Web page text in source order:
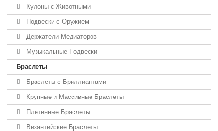
Кулоны с Животными
Подвески с Оружием
Держатели Медиаторов
Музыкальные Подвески
Браслеты
Браслеты с Бриллиантами
Крупные и Массивные Браслеты
Плетенные Браслеты
Византийские Браслеты